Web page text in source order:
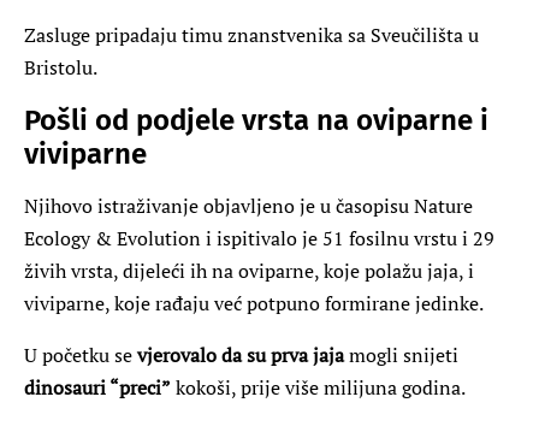
Zasluge pripadaju timu znanstvenika sa Sveučilišta u
Bristolu.
Pošli od podjele vrsta na oviparne i
viviparne
Njihovo istraživanje objavljeno je u časopisu Nature
Ecology & Evolution i ispitivalo je 51 fosilnu vrstu i 29
živih vrsta, dijeleći ih na oviparne, koje polažu jaja, i
viviparne, koje rađaju već potpuno formirane jedinke.
U početku sevjerovalo da su prva jajamogli snijeti
dinosauri “preci” kokoši, prije više milijuna godina.